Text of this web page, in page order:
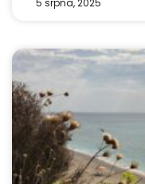
5 srpna, 2025